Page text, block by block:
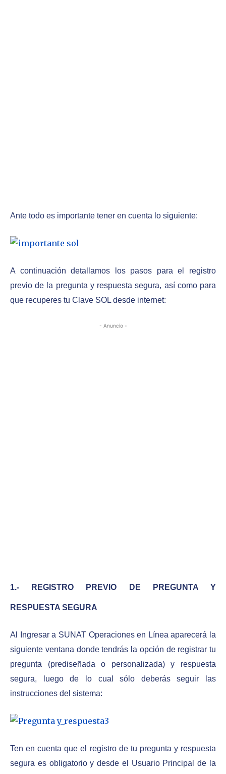
Ante todo es importante tener en cuenta lo siguiente:
A continuación detallamos los pasos para el registro
previo de la pregunta y respuesta segura, así como para
que recuperes tu Clave SOL desde internet:
- Anuncio -
1.- REGISTRO PREVIO DE PREGUNTA Y
RESPUESTA SEGURA
Al Ingresar a SUNAT Operaciones en Línea aparecerá la
siguiente ventana donde tendrás la opción de registrar tu
pregunta (prediseñada o personalizada) y respuesta
segura, luego de lo cual sólo deberás seguir las
instrucciones del sistema:
Ten en cuenta que el registro de tu pregunta y respuesta
segura es obligatorio y desde el Usuario Principal de la